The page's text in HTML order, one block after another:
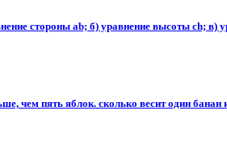
стороны ab; б) уравнение высоты ch;
чем пять яблок. сколько весит один банан